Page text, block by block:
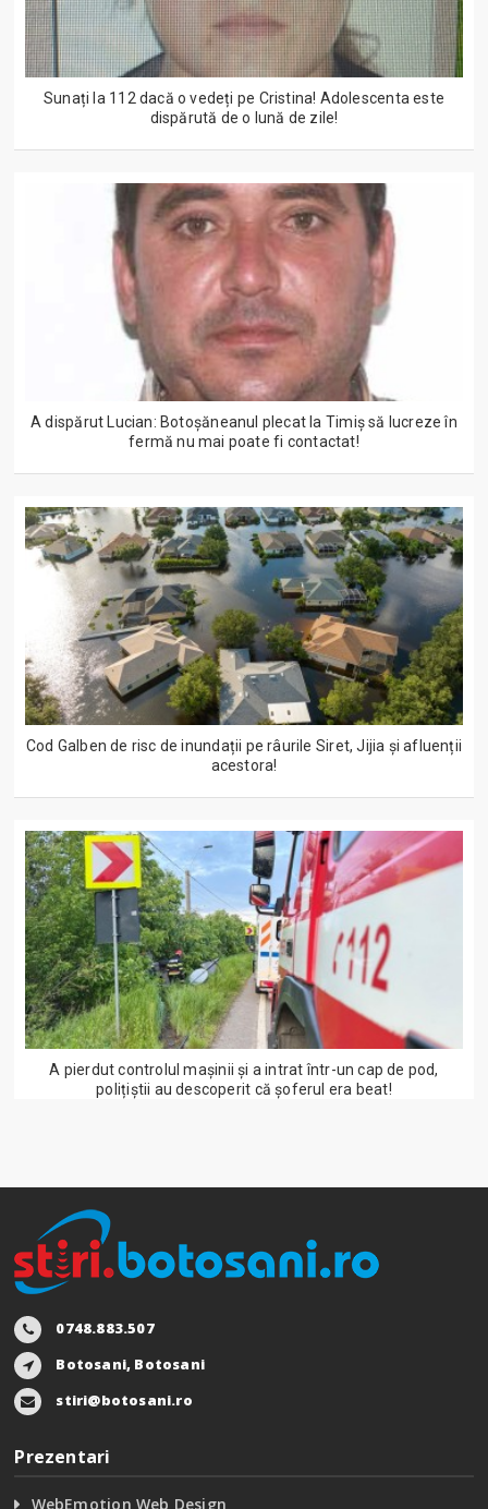
Sunați la 112 dacă o vedeți pe Cristina! Adolescenta este
dispărută de o lună de zile!
A dispărut Lucian: Botoșăneanul plecat la Timiș să lucreze în
fermă nu mai poate fi contactat!
Cod Galben de risc de inundații pe râurile Siret, Jijia și afluenții
acestora!
A pierdut controlul mașinii și a intrat într-un cap de pod,
polițiștii au descoperit că șoferul era beat!
0748.883.507
Botosani, Botosani
stiri@botosani.ro
Prezentari
WebEmotion Web Design